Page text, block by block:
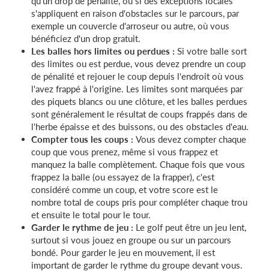
s'appliquent en raison d'obstacles sur le parcours, par
exemple un couvercle d'arroseur ou autre, où vous
bénéficiez d'un drop gratuit.
Les balles hors limites ou perdues : Si votre balle sort
des limites ou est perdue, vous devez prendre un coup
de pénalité et rejouer le coup depuis l'endroit où vous
l'avez frappé à l'origine. Les limites sont marquées par
des piquets blancs ou une clôture, et les balles perdues
sont généralement le résultat de coups frappés dans de
l'herbe épaisse et des buissons, ou des obstacles d'eau.
Compter tous les coups : Vous devez compter chaque
coup que vous prenez, même si vous frappez et
manquez la balle complètement. Chaque fois que vous
frappez la balle (ou essayez de la frapper), c'est
considéré comme un coup, et votre score est le
nombre total de coups pris pour compléter chaque trou
et ensuite le total pour le tour.
Garder le rythme de jeu : Le golf peut être un jeu lent,
surtout si vous jouez en groupe ou sur un parcours
bondé. Pour garder le jeu en mouvement, il est
important de garder le rythme du groupe devant vous.